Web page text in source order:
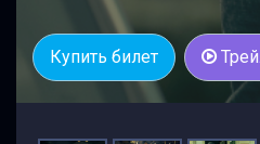
Купить билет